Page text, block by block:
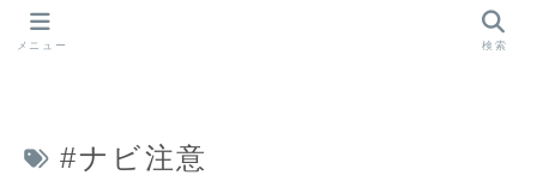
#ナビ注意
メニュー 検索